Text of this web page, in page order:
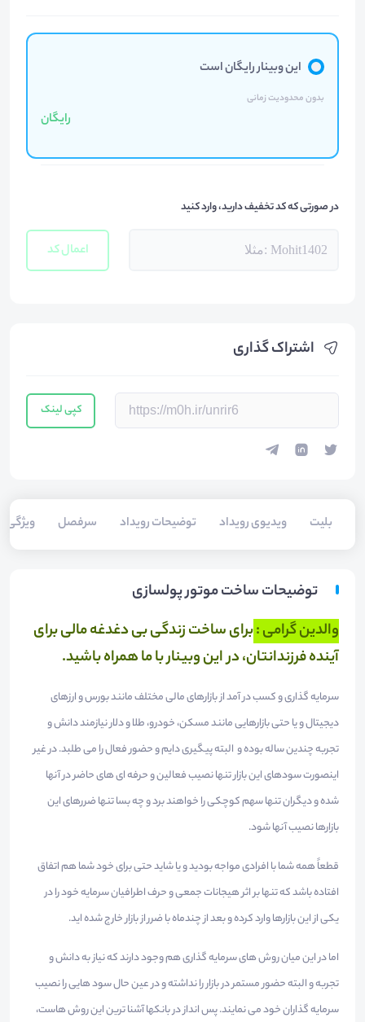
اشتراک گذاری
کپی لینک
بلیت‌ ویدیوی رویداد توضیحات رویداد سرفصل ویژگی
این وبینار رایگان است
بدون محدودیت زمانی
رایگان
در صورتی که کد تخفیف دارید، وارد کنید
اعمال کد
توضیحات ساخت موتور پولسازی
والدین گرامی :برای ساخت زندگی بی دغدغه مالی برای
آینده فرزندانتان، در این وبینار با ما همراه باشید.
سرمایه گذاری و کسب در آمد از بازارهای مالی مختلف مانند بورس و ارزهای
دیجیتال و یا حتی بازارهایی مانند مسکن، خودرو، طلا و دلار نیازمند دانش و
تجربه چندین ساله بوده و البته پیگیری دایم و حضور فعال را می طلبد. در غیر
اینصورت سودهای این بازار تنها نصیب فعالین و حرفه ای های حاضر در آنها
شده و دیگران تنها سهم کوچکی را خواهند برد و چه بسا تنها ضررهای این
بازارها نصیب آنها شود.
قطعاً همه شما با افرادی مواجه بودید و یا شاید حتی برای خود شما هم اتفاق
افتاده باشد که تنها بر اثر هیجانات جمعی و حرف اطرافیان سرمایه خود را در
یکی از این بازارها وارد کرده و بعد از چندماه با ضرر از بازار خارج شده اید.
اما در این میان روش های سرمایه گذاری هم وجود دارند که نیاز به دانش و
تجربه و البته حضور مستمر در بازار را نداشته و در عین حال سود هایی را نصیب
سرمایه گذاران خود می نمایند. پس انداز در بانکها آشنا ترین این روش هاست،